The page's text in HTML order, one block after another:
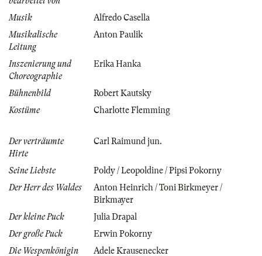
Musik
Alfredo Casella
Musikalische
Leitung
Anton Paulik
Inszenierung und
Choreographie
Erika Hanka
Bühnenbild
Robert Kautsky
Kostüme
Charlotte Flemming
Der verträumte
Hirte
Carl Raimund jun.
Seine Liebste
Poldy / Leopoldine / Pipsi Pokorny
Der Herr des Waldes
Anton Heinrich / Toni Birkmeyer /
Birkmayer
Der kleine Puck
Julia Drapal
Der große Puck
Erwin Pokorny
Die Wespenkönigin
Adele Krausenecker